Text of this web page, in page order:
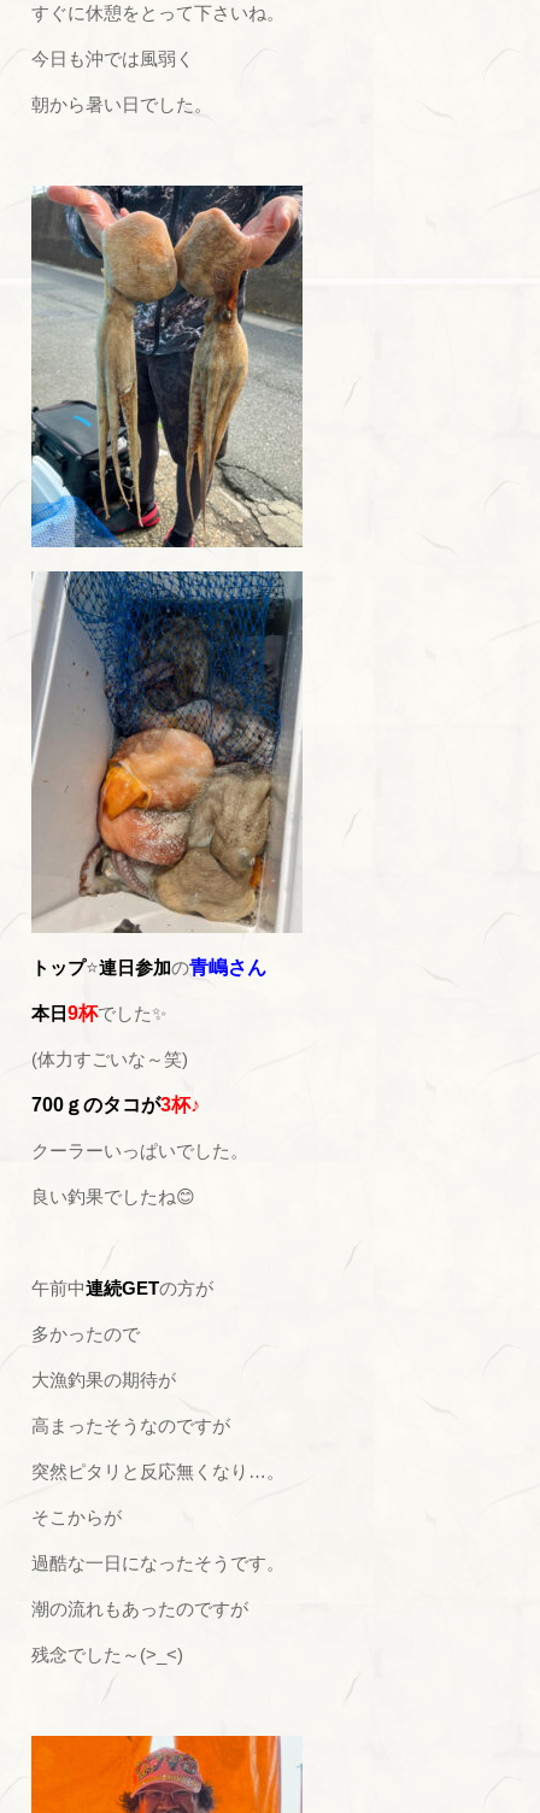
すぐに休憩をとって下さいね。
今日も沖では風弱く
朝から暑い日でした。
トップ⭐連日参加の青嶋さん
本日9杯でした✨
(体力すごいな～笑)
700ｇのタコが3杯♪
クーラーいっぱいでした。
良い釣果でしたね😊
午前中連続GETの方が
多かったので
大漁釣果の期待が
高まったそうなのですが
突然ピタリと反応無くなり…。
そこからが
過酷な一日になったそうです。
潮の流れもあったのですが
残念でした～(>_<)